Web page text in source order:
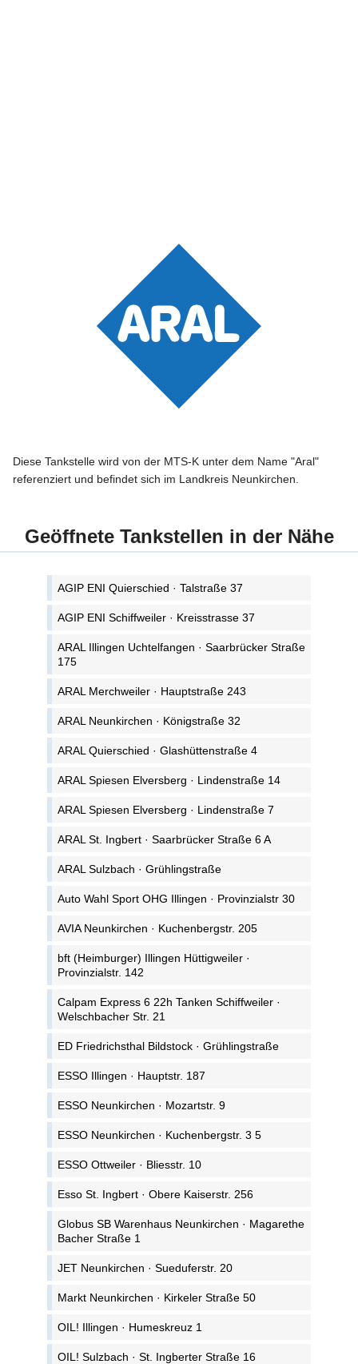
Diese Tankstelle wird von der MTS-K unter dem Name "Aral"
referenziert und befindet sich im Landkreis Neunkirchen.
Geöffnete Tankstellen in der Nähe
AGIP ENI Quierschied · Talstraße 37
AGIP ENI Schiffweiler · Kreisstrasse 37
ARAL Illingen Uchtelfangen · Saarbrücker Straße
175
ARAL Merchweiler · Hauptstraße 243
ARAL Neunkirchen · Königstraße 32
ARAL Quierschied · Glashüttenstraße 4
ARAL Spiesen Elversberg · Lindenstraße 14
ARAL Spiesen Elversberg · Lindenstraße 7
ARAL St. Ingbert · Saarbrücker Straße 6 A
ARAL Sulzbach · Grühlingstraße
Auto Wahl Sport OHG Illingen · Provinzialstr 30
AVIA Neunkirchen · Kuchenbergstr. 205
bft (Heimburger) Illingen Hüttigweiler ·
Provinzialstr. 142
Calpam Express 6 22h Tanken Schiffweiler ·
Welschbacher Str. 21
ED Friedrichsthal Bildstock · Grühlingstraße
ESSO Illingen · Hauptstr. 187
ESSO Neunkirchen · Mozartstr. 9
ESSO Neunkirchen · Kuchenbergstr. 3 5
ESSO Ottweiler · Bliesstr. 10
Esso St. Ingbert · Obere Kaiserstr. 256
Globus SB Warenhaus Neunkirchen · Magarethe
Bacher Straße 1
JET Neunkirchen · Sueduferstr. 20
Markt Neunkirchen · Kirkeler Straße 50
OIL! Illingen · Humeskreuz 1
OIL! Sulzbach · St. Ingberter Straße 16